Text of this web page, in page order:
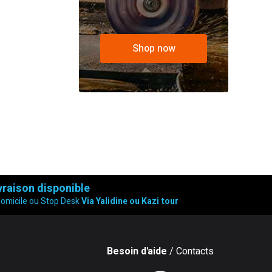
Shop now
disponible
ou Stop DeskVia Yalidine ou Kazi tour
Besoin d'aide / Contacts